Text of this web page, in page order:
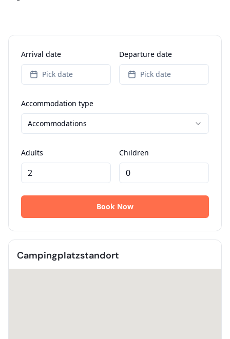
Campingplatzstandort